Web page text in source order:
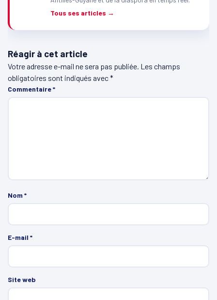
Tous ses articles →
Réagir à cet article
Votre adresse e-mail ne sera pas publiée. Les champs
obligatoires sont indiqués avec*
Commentaire*
Nom *
E-mail *
Site web